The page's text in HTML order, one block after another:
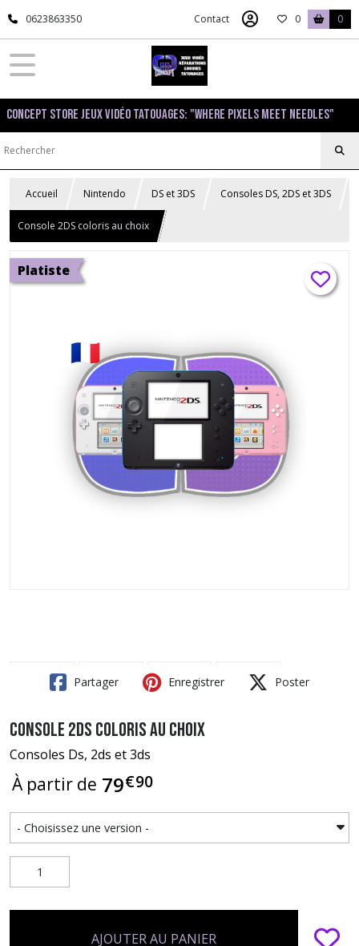
0623863350 Contact 0 0
Concept Store Jeux Vidéo Tatouages: "Where pixels meet needles"
Accueil Nintendo DS et 3DS Consoles DS, 2DS et 3DS
Console 2DS coloris au choix
Platiste
Partager Enregistrer Poster
Console 2DS coloris au choix
Consoles Ds, 2ds et 3ds
À partir de 79€90
AJOUTER AU PANIER